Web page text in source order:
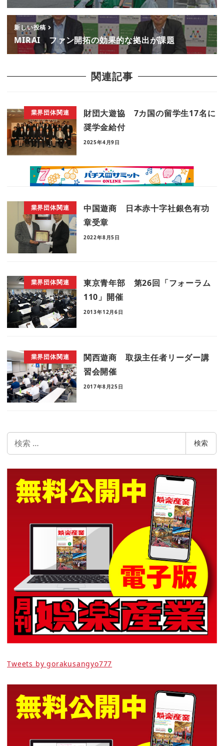
新しい投稿
MIRAI ファン開拓の効果的な拠出が課題
関連記事
業界団体関連
財団大遊協 7カ国の留学生17名に
奨学金給付
2025年4月9日
業界団体関連
中国遊商 日本赤十字社銀色有功
章受章
2022年8月5日
業界団体関連
東京青年部 第26回「フォーラム
110」開催
2013年12月6日
業界団体関連
関西遊商 取扱主任者リーダー講
習会開催
2017年8月25日
索
検索
Tweets by gorakusangyo777